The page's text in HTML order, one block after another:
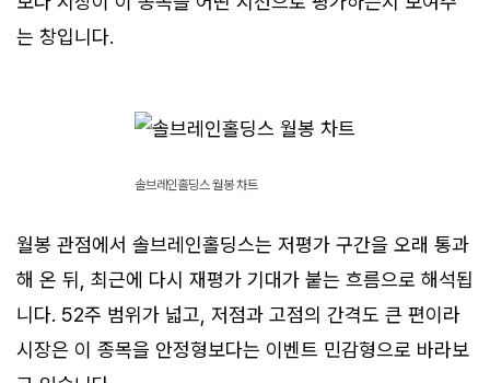
는 창입니다.
솔브레인홀딩스 월봉 차트
월봉 관점에서 솔브레인홀딩스는 저평가 구간을 오래 통과
해 온 뒤, 최근에 다시 재평가 기대가 붙는 흐름으로 해석됩
니다. 52주 범위가 넓고, 저점과 고점의 간격도 큰 편이라
시장은 이 종목을 안정형보다는 이벤트 민감형으로 바라보